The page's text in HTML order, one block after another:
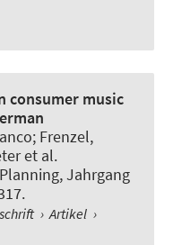
consumer music
Frenzel,
et al.
, Jahrgang
› Artikel ›